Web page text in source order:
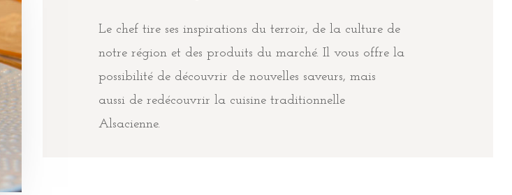
Le chef tire ses inspirations du terroir, de la culture de
notre région et des produits du marché. Il vous offre la
possibilité de découvrir de nouvelles saveurs, mais
aussi de redécouvrir la cuisine traditionnelle
Alsacienne.